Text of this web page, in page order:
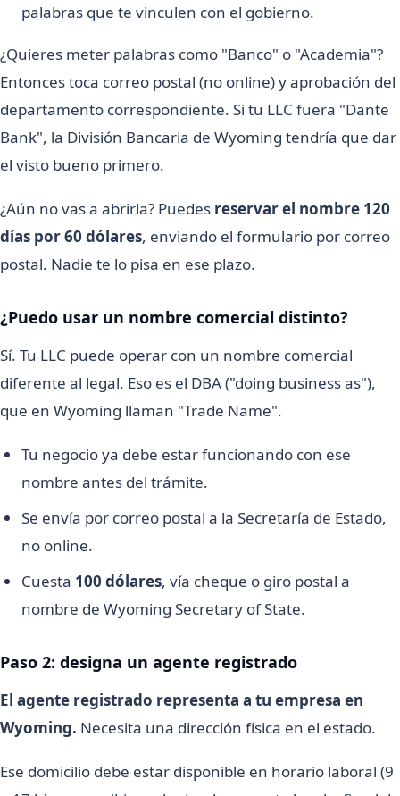
palabras que te vinculen con el gobierno.
¿Quieres meter palabras como "Banco" o "Academia"?
Entonces toca correo postal (no online) y aprobación del
departamento correspondiente. Si tu LLC fuera "Dante
Bank", la División Bancaria de Wyoming tendría que dar
el visto bueno primero.
¿Aún no vas a abrirla? Puedes reservar el nombre 120
días por 60 dólares, enviando el formulario por correo
postal. Nadie te lo pisa en ese plazo.
¿Puedo usar un nombre comercial distinto?
Sí. Tu LLC puede operar con un nombre comercial
diferente al legal. Eso es el DBA ("doing business as"),
que en Wyoming llaman "Trade Name".
Tu negocio ya debe estar funcionando con ese
nombre antes del trámite.
Se envía por correo postal a la Secretaría de Estado,
no online.
Cuesta 100 dólares, vía cheque o giro postal a
nombre de Wyoming Secretary of State.
Paso 2: designa un agente registrado
El agente registrado representa a tu empresa en
Wyoming. Necesita una dirección física en el estado.
Ese domicilio debe estar disponible en horario laboral (9